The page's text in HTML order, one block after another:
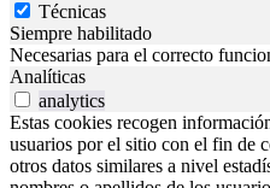
Técnicas
Siempre habilitado
Necesarias para el correcto
Analíticas
analytics
Estas cookies recogen
usuarios por el sitio con el fin de
otros datos similares a nivel